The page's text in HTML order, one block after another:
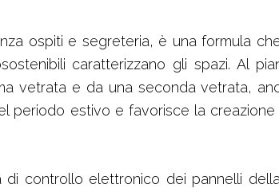
ospiti e segreteria, è una formula
caratterizzano gli spazi. Al
vetrata e da una seconda vetrata,
periodo estivo e favorisce la
controllo elettronico dei pannelli